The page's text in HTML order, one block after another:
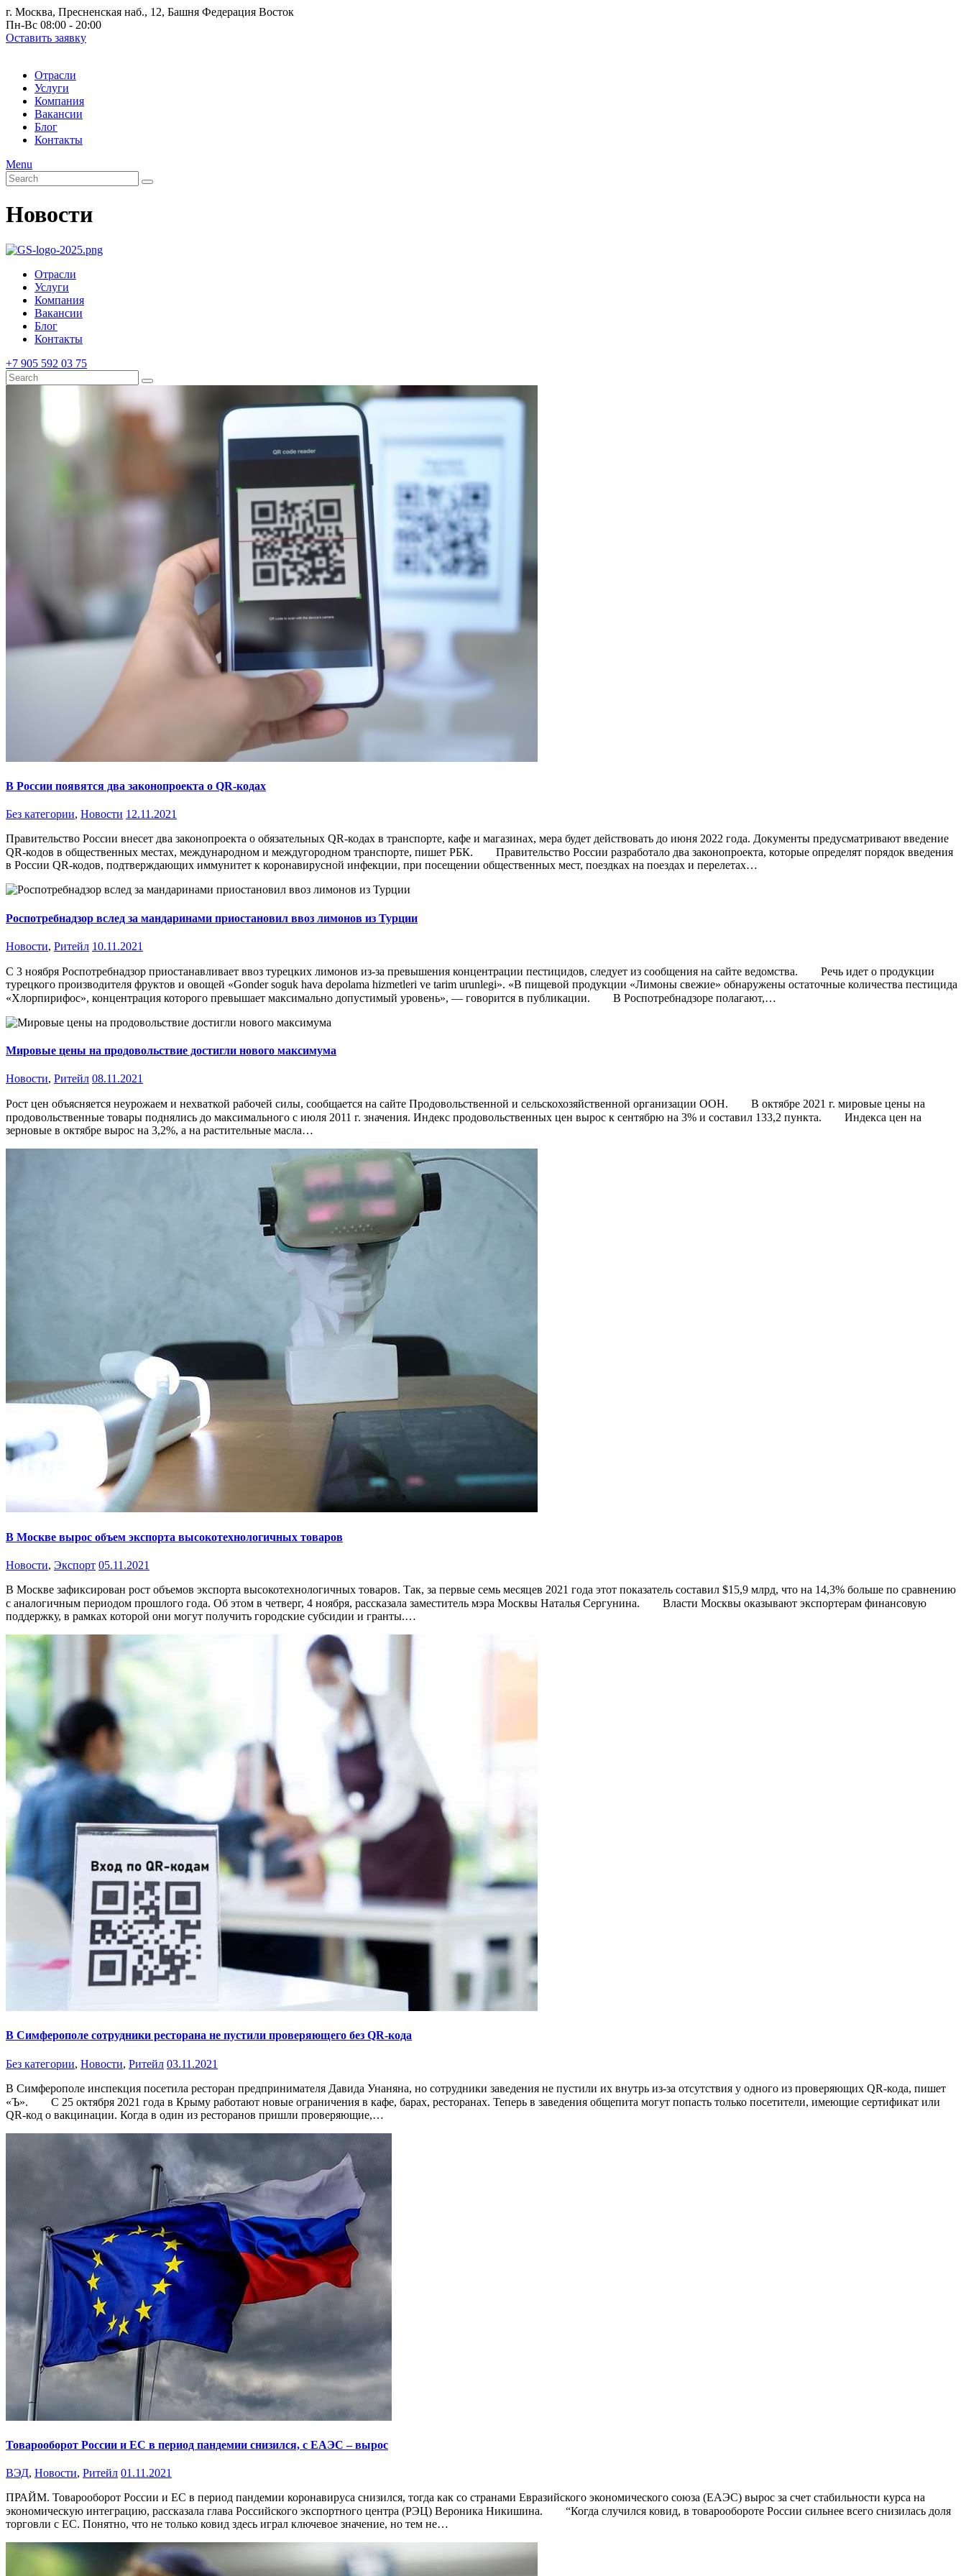
г. Москва, Пресненская наб., 12, Башня Федерация Восток
Пн-Вс 08:00 - 20:00
Оставить заявку
Отрасли
Услуги
Компания
Вакансии
Блог
Контакты
Menu
Новости
Отрасли
Услуги
Компания
Вакансии
Блог
Контакты
+7 905 592 03 75
В России появятся два законопроекта о QR-кодах
Без категории, Новости 12.11.2021
Правительство России внесет два законопроекта о обязательных QR-кодах в транспорте, кафе и магазинах, мера будет действовать до июня 2022 года. Документы предусматривают введение
QR-кодов в общественных местах, международном и междугородном транспорте, пишет РБК.⁣⁣⠀ ⁣⁣⠀ Правительство России разработало два законопроекта, которые определят порядок введения
в России QR-кодов, подтверждающих иммунитет к коронавирусной инфекции, при посещении общественных мест, поездках на поездах и перелетах…
Роспотребнадзор вслед за мандаринами приостановил ввоз лимонов из Турции
Новости, Ритейл 10.11.2021
С 3 ноября Роспотребнадзор приостанавливает ввоз турецких лимонов из-за превышения концентрации пестицидов, следует из сообщения на сайте ведомства.⁣⁣⠀ ⁣⁣⠀ Речь идет о продукции
турецкого производителя фруктов и овощей «Gonder soguk hava depolama hizmetleri ve tarim urunlegi». «В пищевой продукции «Лимоны свежие» обнаружены остаточные количества пестицида
«Хлорпирифос», концентрация которого превышает максимально допустимый уровень», — говорится в публикации.⁣⁣⠀ ⁣⁣⠀ В Роспотребнадзоре полагают,…
Мировые цены на продовольствие достигли нового максимума
Новости, Ритейл 08.11.2021
Рост цен объясняется неурожаем и нехваткой рабочей силы, сообщается на сайте Продовольственной и сельскохозяйственной организации ООН.⁣⁣⠀ ⁣⁣⠀ В октябре 2021 г. мировые цены на
продовольственные товары поднялись до максимального с июля 2011 г. значения. Индекс продовольственных цен вырос к сентябрю на 3% и составил 133,2 пункта.⁣⁣⠀ ⁣⁣⠀ Индекса цен на
зерновые в октябре вырос на 3,2%, а на растительные масла…
В Москве вырос объем экспорта высокотехнологичных товаров
Новости, Экспорт 05.11.2021
В Москве зафиксирован рост объемов экспорта высокотехнологичных товаров. Так, за первые семь месяцев 2021 года этот показатель составил $15,9 млрд, что на 14,3% больше по сравнению
с аналогичным периодом прошлого года. Об этом в четверг, 4 ноября, рассказала заместитель мэра Москвы Наталья Сергунина.⁣⁣⠀ ⁣⁣⠀ Власти Москвы оказывают экспортерам финансовую
поддержку, в рамках которой они могут получить городские субсидии и гранты.…
В Симферополе сотрудники ресторана не пустили проверяющего без QR-кода
Без категории, Новости, Ритейл 03.11.2021
В Симферополе инспекция посетила ресторан предпринимателя Давида Унаняна, но сотрудники заведения не пустили их внутрь из-за отсутствия у одного из проверяющих QR-кода, пишет
«Ъ».⁣⁣⠀ ⁣⁣⠀ С 25 октября 2021 года в Крыму работают новые ограничения в кафе, барах, ресторанах. Теперь в заведения общепита могут попасть только посетители, имеющие сертификат или
QR-код о вакцинации. Когда в один из ресторанов пришли проверяющие,…
Товарооборот России и ЕС в период пандемии снизился, с ЕАЭС – вырос
ВЭД, Новости, Ритейл 01.11.2021
ПРАЙМ. Товарооборот России и ЕС в период пандемии коронавируса снизился, тогда как со странами Евразийского экономического союза (ЕАЭС) вырос за счет стабильности курса на
экономическую интеграцию, рассказала глава Российского экспортного центра (РЭЦ) Вероника Никишина.⁣⁣⠀ ⁣⁣⠀ “Когда случился ковид, в товарообороте России сильнее всего снизилась доля
торговли с ЕС. Понятно, что не только ковид здесь играл ключевое значение, но тем не…